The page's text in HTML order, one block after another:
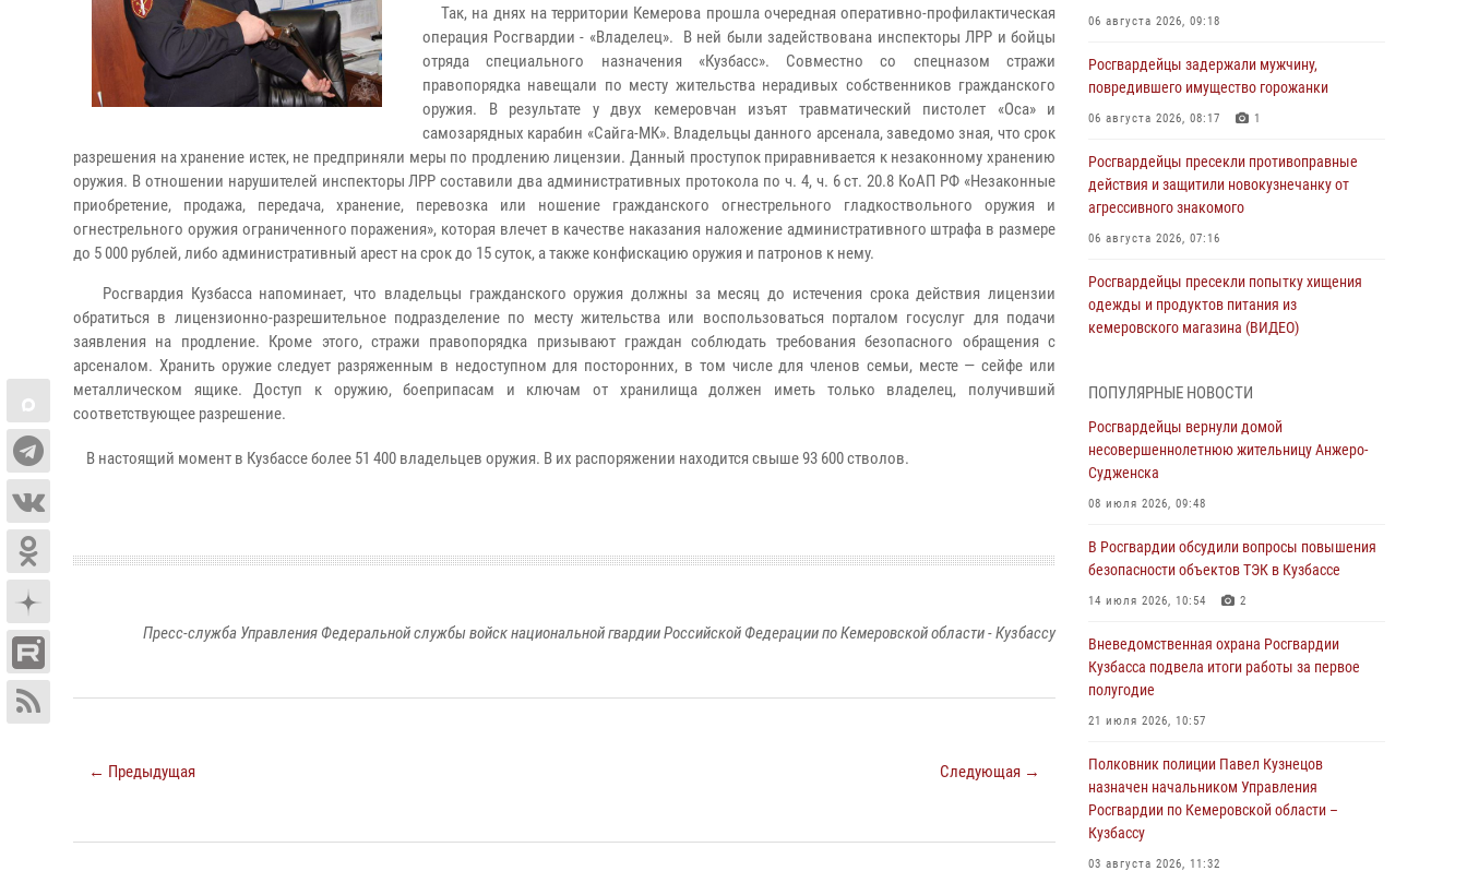
Так, на днях на территории Кемерова прошла очередная оперативно-профилактическая
операция Росгвардии - «Владелец». В ней были задействована инспекторы ЛРР и бойцы
отряда специального назначения «Кузбасс». Совместно со спецназом стражи
правопорядка навещали по месту жительства нерадивых собственников гражданского
оружия. В результате у двух кемеровчан изъят травматический пистолет «Оса» и
самозарядных карабин «Сайга-МК». Владельцы данного арсенала, заведомо зная, что срок
разрешения на хранение истек, не предприняли меры по продлению лицензии. Данный проступок приравнивается к незаконному хранению
оружия. В отношении нарушителей инспекторы ЛРР составили два административных протокола по ч. 4, ч. 6 ст. 20.8 КоАП РФ «Незаконные
приобретение, продажа, передача, хранение, перевозка или ношение гражданского огнестрельного гладкоствольного оружия и
огнестрельного оружия ограниченного поражения», которая влечет в качестве наказания наложение административного штрафа в размере
до 5 000 рублей, либо административный арест на срок до 15 суток, а также конфискацию оружия и патронов к нему.
Росгвардия Кузбасса напоминает, что владельцы гражданского оружия должны за месяц до истечения срока действия лицензии
обратиться в лицензионно-разрешительное подразделение по месту жительства или воспользоваться порталом госуслуг для подачи
заявления на продление. Кроме этого, стражи правопорядка призывают граждан соблюдать требования безопасного обращения с
арсеналом. Хранить оружие следует разряженным в недоступном для посторонних, в том числе для членов семьи, месте — сейфе или
металлическом ящике. Доступ к оружию, боеприпасам и ключам от хранилища должен иметь только владелец, получивший
соответствующее разрешение.
В настоящий момент в Кузбассе более 51 400 владельцев оружия. В их распоряжении находится свыше 93 600 стволов.
Пресс-служба Управления Федеральной службы войск национальной гвардии Российской Федерации по Кемеровской области - Кузбассу
← Предыдущая Следующая →
06 августа 2026, 09:18
Росгвардейцы задержали мужчину,
повредившего имущество горожанки
06 августа 2026, 08:17 1
Росгвардейцы пресекли противоправные
действия и защитили новокузнечанку от
агрессивного знакомого
06 августа 2026, 07:16
Росгвардейцы пресекли попытку хищения
одежды и продуктов питания из
кемеровского магазина (ВИДЕО)
В Кузбассе стартовал чемпионат Сибирского
ордена Жукова округа Росгвардии по
служебно-боевой стрельбе
05 августа 2026, 10:53
дебошира, устроившего конфликт в
медицинском учреждении
05 августа 2026, 09:30
Росгвардейцы задержали участника драки,
причинившего побои оппоненту
05 августа 2026, 08:50
общественного порядка на городском пляже
05 августа 2026, 08:10
Росгвардейцы в Юрге пресекли попытку
проникновения на территорию частного
ПОПУЛЯРНЫЕ НОВОСТИ
Росгвардейцы вернули домой
несовершеннолетнюю жительницу Анжеро-
Судженска
08 июля 2026, 09:48
В Росгвардии обсудили вопросы повышения
безопасности объектов ТЭК в Кузбассе
14 июля 2026, 10:54 2
Вневедомственная охрана Росгвардии
Кузбасса подвела итоги работы за первое
полугодие
21 июля 2026, 10:57
Полковник полиции Павел Кузнецов
назначен начальником Управления
Росгвардии по Кемеровской области –
Кузбассу
03 августа 2026, 11:32